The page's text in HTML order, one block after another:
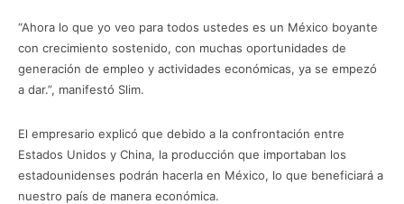
“Ahora lo que yo veo para todos ustedes es un México boyante
con crecimiento sostenido, con muchas oportunidades de
generación de empleo y actividades económicas, ya se empezó
a dar.”, manifestó Slim.
El empresario explicó que debido a la confrontación entre
Estados Unidos y China, la producción que importaban los
estadounidenses podrán hacerla en México, lo que beneficiará a
nuestro país de manera económica.